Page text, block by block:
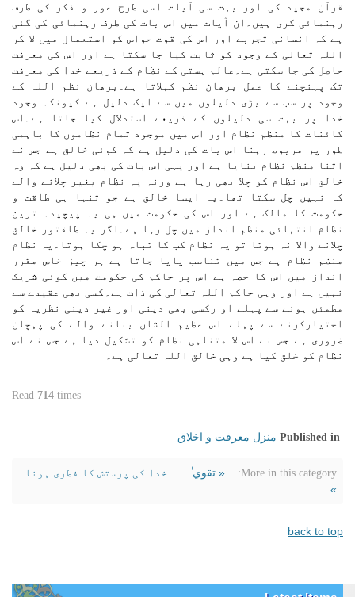
قرآن مجید کی اور بہت سی آیات اسی طرح غور و فکر کی طرف
رہنمائی کری ہیں۔ان آیات میں اس بات کی طرف رہنمائی کی گئی
ہے کہ انسانی تجربے اور اس کی قوت حواس کو استعمال میں لا کر
اللہ تعالی کے وجود کو ثابت کیا جا سکتا ہے اور اس کی معرفت
حاصل کی جا سکتی ہے۔عالم ہستی کے نظام کے ذریعے خدا کی معرفت
تک پہنچنے کا عمل برھان نظم کہلاتا ہے۔برھان نظم اللہ کے
وجود پر سب سے بڑی دلیلوں میں سے ایک دلیل ہے کیونکہ وجود
خدا پر بہت سی دلیلوں کے ذریعے استدلال کیا جاتا ہے۔اس
کائنات کا منظم نظام اور اس میں موجود تمام نظاموں کا باہمی
طور پر مربوط رہنا اس بات کی دلیل ہے کہ کوئی خالق ہے جس نے
اتنا منظم نظام بنایا ہے اور یہی اس بات کی بھی دلیل ہے کہ وہ
خالق اس نظام کو چلا بھی رہا ہے ورنہ یہ نظام بغیر چلانے والے
کہ نہیں چل سکتا تھا۔یہ ایسا خالق ہے جو تنہا ہی طاقت و
حکومت کا مالک ہے اور اس کی حکومت میں ہی یہ پیچیدہ ترین
نظام انتہائی منظم انداز میں چل رہا ہے۔اگر یہ طاقتور خالق
چلانے والا نہ ہوتا تو یہ نظام کب کا تباہ ہو چکا ہوتا۔یہ نظام
منظم نظام ہے جس میں تناسب پایا جاتا ہے ہر چیز خاص مقرر
انداز میں اس کا حصہ ہے اس پر حاکم کی حکومت میں کوئی شریک
نہیں ہے اور وہی حاکم اللہ تعالی کی ذات ہے۔کسی بھی عقیدے سے
مطمئن ہونے سے پہلے او رکسی بھی دینی اور غیر دینی نظریہ کو
اختیارکرنے سے پہلے اس عظیم الشان بنانے والے کی پہچان
ضروری ہے جس نے اس لا متناہی نظام کو تشکیل دیا ہے جس نے اس
نظام کو خلق کیا ہے وہی خالق اللہ تعالی ہے۔
Read 714 times
Published in منزل معرفت و اخلاق
More in this category: « تقوي ٰ
خدا کی پرستش کا فطری ہونا
»
back to top